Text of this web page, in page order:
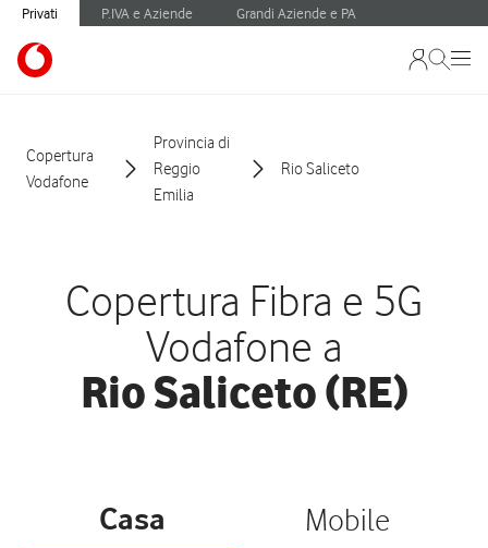
Privati P.IVA e Aziende Grandi Aziende e PA
Copertura
Vodafone
Provincia di
Reggio
Emilia
Rio Saliceto
Copertura Fibra e 5G
Vodafone a
Rio Saliceto (RE)
Casa Mobile